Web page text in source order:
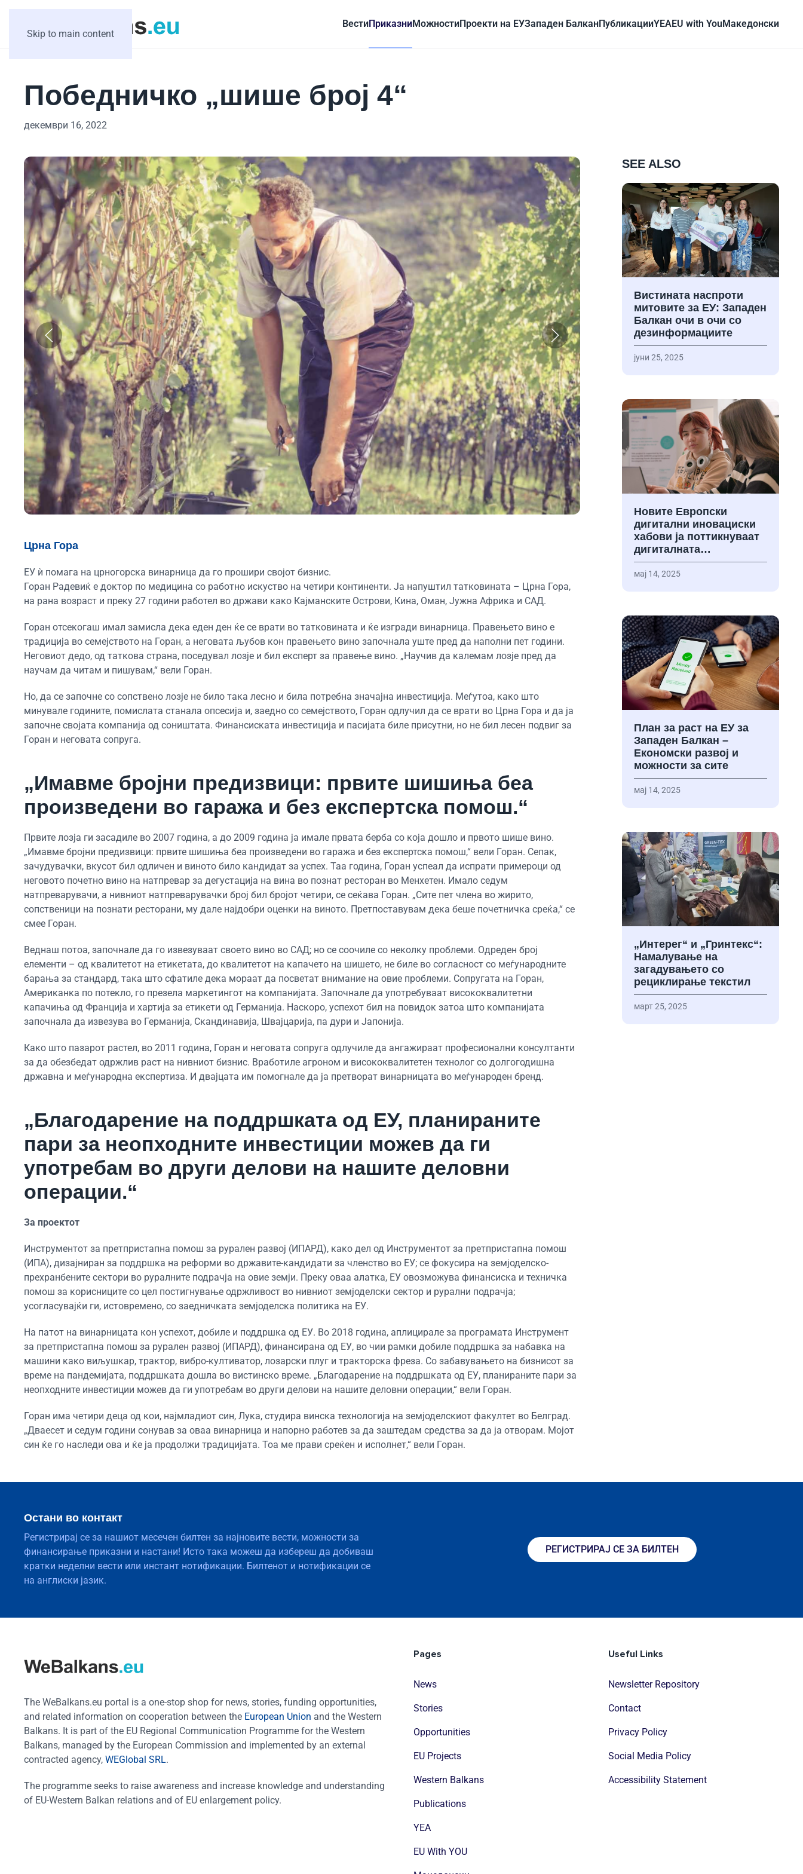
Skip to main content
ВестиПриказниМожностиПроекти на ЕУЗападен БалканПубликацииYEAEU with YouMакедонски
Победничко „шише број 4“
декември 16, 2022
Црна Гора
ЕУ ѝ помага на црногорска винарница да го прошири својот бизнис.
Горан Радевиќ е доктор по медицина со работно искуство на четири континенти. Ја напуштил татковината – Црна Гора,
на рана возраст и преку 27 години работел во држави како Кајманските Острови, Кина, Оман, Јужна Африка и САД.
Горан отсекогаш имал замисла дека еден ден ќе се врати во татковината и ќе изгради винарница. Правењето вино е
традиција во семејството на Горан, а неговата љубов кон правењето вино започнала уште пред да наполни пет години.
Неговиот дедо, од таткова страна, поседувал лозје и бил експерт за правење вино. „Научив да калемам лозје пред да
научам да читам и пишувам,“ вели Горан.
Но, да се започне со сопствено лозје не било така лесно и била потребна значајна инвестиција. Меѓутоа, како што
минувале годините, помислата станала опсесија и, заедно со семејството, Горан одлучил да се врати во Црна Гора и да ја
започне својата компанија од соништата. Финансиската инвестиција и пасијата биле присутни, но не бил лесен подвиг за
Горан и неговата сопруга.
„Имавме бројни предизвици: првите шишиња беа
произведени во гаража и без експертска помош.“
Првите лозја ги засадиле во 2007 година, а до 2009 година ја имале првата берба со која дошло и првото шише вино.
„Имавме бројни предизвици: првите шишиња беа произведени во гаража и без експертска помош,“ вели Горан. Сепак,
зачудувачки, вкусот бил одличен и виното било кандидат за успех. Таа година, Горан успеал да испрати примероци од
неговото почетно вино на натпревар за дегустација на вина во познат ресторан во Менхетен. Имало седум
натпреварувачи, а нивниот натпреварувачки број бил бројот четири, се сеќава Горан. „Сите пет члена во жирито,
сопственици на познати ресторани, му дале најдобри оценки на виното. Претпоставувам дека беше почетничка среќа,“ се
смее Горан.
Веднаш потоа, започнале да го извезуваат своето вино во САД; но се соочиле со неколку проблеми. Одреден број
елементи – од квалитетот на етикетата, до квалитетот на капачето на шишето, не биле во согласност со меѓународните
барања за стандард, така што сфатиле дека мораат да посветат внимание на овие проблеми. Сопругата на Горан,
Американка по потекло, го презела маркетингот на компанијата. Започнале да употребуваат висококвалитетни
капачиња од Франција и хартија за етикети од Германија. Наскоро, успехот бил на повидок затоа што компанијата
започнала да извезува во Германија, Скандинавија, Швајцарија, па дури и Јапонија.
Како што пазарот растел, во 2011 година, Горан и неговата сопруга одлучиле да ангажираат професионални консултанти
за да обезбедат одржлив раст на нивниот бизнис. Вработиле агроном и висококвалитетен технолог со долгогодишна
државна и меѓународна експертиза. И двајцата им помогнале да ја претворат винарницата во меѓународен бренд.
„Благодарение на поддршката од ЕУ, планираните
пари за неопходните инвестиции можев да ги
употребам во други делови на нашите деловни
операции.“
За проектот
Инструментот за претпристапна помош за рурален развој (ИПАРД), како дел од Инструментот за претпристапна помош
(ИПА), дизајниран за поддршка на реформи во државите-кандидати за членство во ЕУ; се фокусира на земјоделско-
прехранбените сектори во руралните подрачја на овие земји. Преку оваа алатка, ЕУ овозможува финансиска и техничка
помош за корисниците со цел постигнување одржливост во нивниот земјоделски сектор и рурални подрачја;
усогласувајќи ги, истовремено, со заедничката земјоделска политика на ЕУ.
На патот на винарницата кон успехот, добиле и поддршка од ЕУ. Во 2018 година, аплицирале за програмата Инструмент
за претпристапна помош за рурален развој (ИПАРД), финансирана од ЕУ, во чии рамки добиле поддршка за набавка на
машини како виљушкар, трактор, вибро-култиватор, лозарски плуг и тракторска фреза. Со забавувањето на бизнисот за
време на пандемијата, поддршката дошла во вистинско време. „Благодарение на поддршката од ЕУ, планираните пари за
неопходните инвестиции можев да ги употребам во други делови на нашите деловни операции,“ вели Горан.
Горан има четири деца од кои, најмладиот син, Лука, студира винска технологија на земјоделскиот факултет во Белград.
„Дваесет и седум години сонував за оваа винарница и напорно работев за да заштедам средства за да ја отворам. Мојот
син ќе го наследи ова и ќе ја продолжи традицијата. Тоа ме прави среќен и исполнет,“ вели Горан.
SEE ALSO
Вистината наспроти
митовите за ЕУ: Западен
Балкан очи в очи со
дезинформациите
јуни 25, 2025
Новите Европски
дигитални иновациски
хабови ја поттикнуваат
дигиталната…
мај 14, 2025
План за раст на ЕУ за
Западен Балкан –
Економски развој и
можности за сите
мај 14, 2025
„Интерег“ и „Гринтекс“:
Намалување на
загадувањето со
рециклирање текстил
март 25, 2025
Остани во контакт
Регистрирај се за нашиот месечен билтен за најновите вести, можности за
финансирање приказни и настани! Исто така можеш да избереш да добиваш
кратки неделни вести или инстант нотификации. Билтенот и нотификации се
на англиски јазик.
РЕГИСТРИРАЈ СЕ ЗА БИЛТЕН
The WeBalkans.eu portal is a one-stop shop for news, stories, funding opportunities,
and related information on cooperation between the European Union and the Western
Balkans. It is part of the EU Regional Communication Programme for the Western
Balkans, managed by the European Commission and implemented by an external
contracted agency, WEGlobal SRL.
The programme seeks to raise awareness and increase knowledge and understanding
of EU-Western Balkan relations and of EU enlargement policy.
Pages
News
Stories
Opportunities
EU Projects
Western Balkans
Publications
YEA
EU With YOU
Useful Links
Newsletter Repository
Contact
Privacy Policy
Social Media Policy
Accessibility Statement